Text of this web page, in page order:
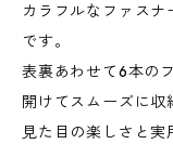
カラフルなファス
です。
表裏あわせて6本の
開けてスムーズに収
見た目の楽しさと